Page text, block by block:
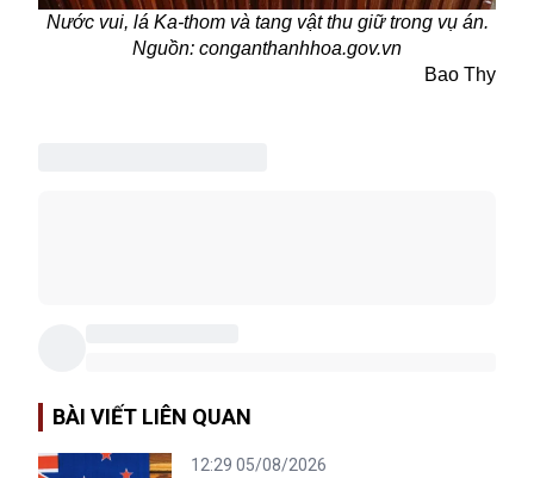
Nước vui, lá Ka-thom và tang vật thu giữ trong vụ án.
Nguồn: conganthanhhoa.gov.vn
Bao Thy
BÀI VIẾT LIÊN QUAN
12:29 05/08/2026